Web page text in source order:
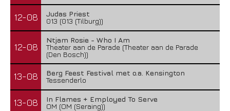
12-08
Judas Priest
013 (013 (Tilburg))
12-08
Ntjam Rosie - Who I Am
Theater aan de Parade (Theater aan de Parade
(Den Bosch))
13-08
Berg Feest Festival met o.a. Kensington
Tessenderlo
13-08
In Flames + Employed To Serve
OM (OM (Seraing))